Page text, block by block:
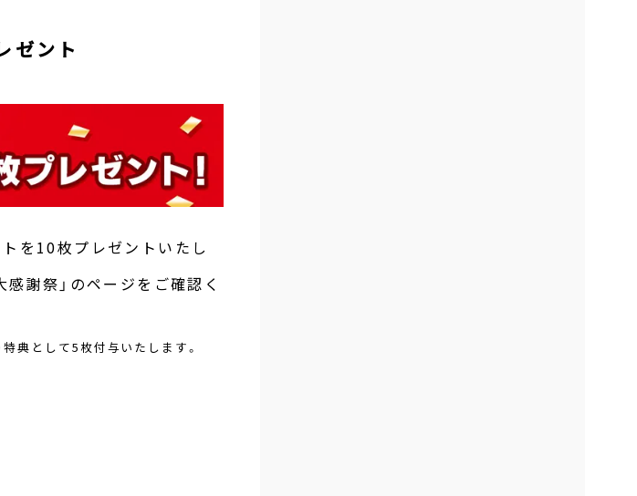
ゼント
を10枚プレゼントいたし
感謝祭」のページをご確認く
典として5枚付与いたします。